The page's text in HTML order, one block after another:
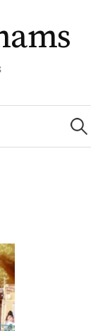
Zoeken
naar: